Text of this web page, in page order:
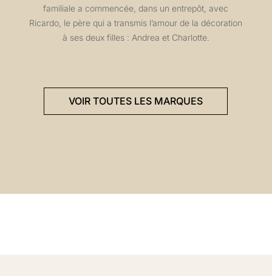
familiale a commencée, dans un entrepôt, avec
Ricardo, le père qui a transmis l’amour de la décoration
à ses deux filles : Andrea et Charlotte.
VOIR TOUTES LES MARQUES